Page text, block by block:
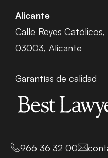
Alicante
Calle Reyes Católicos,
03003, Alicante
Garantías de calidad
966 36 32 00